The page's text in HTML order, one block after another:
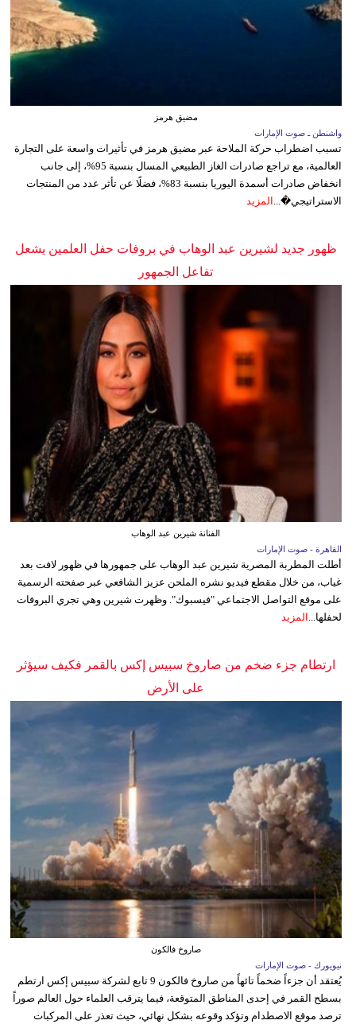
مضيق هرمز
واشنطن ـ صوت الإمارات
تسبب اضطراب حركة الملاحة عبر مضيق هرمز في تأثيرات واسعة على التجارة
العالمية، مع تراجع صادرات الغاز الطبيعي المسال بنسبة 95%، إلى جانب
انخفاض صادرات أسمدة اليوريا بنسبة 83%، فضلًا عن تأثر عدد من المنتجات
الاستراتيجي�... المزيد
ظهور جديد لشيرين عبد الوهاب في بروفات حفل العلمين يشعل
تفاعل الجمهور
الفنانة شيرين عبد الوهاب
القاهرة - صوت الإمارات
أطلت المطربة المصرية شيرين عبد الوهاب على جمهورها في ظهور لافت بعد
غياب، من خلال مقطع فيديو نشره الملحن عزيز الشافعي عبر صفحته الرسمية
على موقع التواصل الاجتماعي "فيسبوك". وظهرت شيرين وهي تجري البروفات
لحفلها... المزيد
ارتطام جزء ضخم من صاروخ سبيس إكس بالقمر فكيف سيؤثر
على الأرض
صاروخ فالكون
نيويورك - صوت الإمارات
يُعتقد أن جزءاً ضخماً تائهاً من صاروخ فالكون 9 تابع لشركة سبيس إكس ارتطم
بسطح القمر في إحدى المناطق المتوقعة، فيما يترقب العلماء حول العالم صوراً
ترصد موقع الاصطدام وتؤكد وقوعه بشكل نهائي، حيث تعذر على المركبات